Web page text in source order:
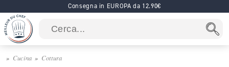
Consegna in EUROPA da 12.90€
Cucina Cottura